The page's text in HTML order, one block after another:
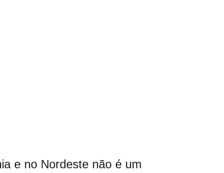
e no Nordeste não é um